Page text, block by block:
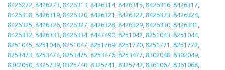
8426272, 8426273, 8426313, 8426314, 8426315, 8426316, 8426317,
8426318, 8426319, 8426320, 8426321 , 8426322, 8426323, 8426324,
8426325, 8426326, 8426327, 8426328, 8426329, 8426330, 8426331 ,
8426332, 8426333, 8426334, 8447490, 8251042, 8251043, 8251044,
8251045, 8251046, 8251047, 8251769, 8251770, 8251771 , 8251772,
8253473, 8253474, 8253475, 8253476, 8253477, 8302048, 8302049,
8302050, 8325739, 8325740, 8325741 , 8325742, 8361067, 8361068,